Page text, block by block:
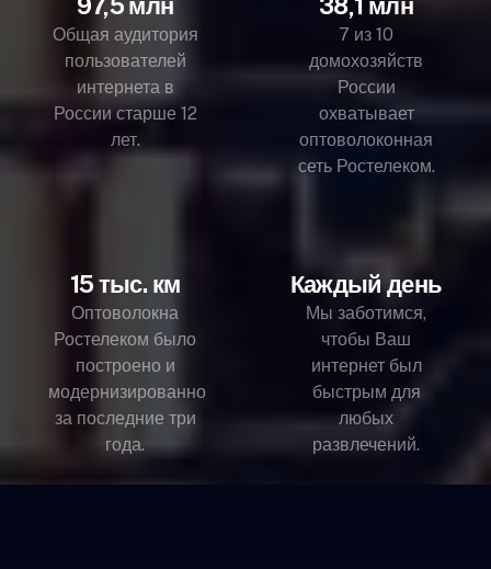
Общая аудитория
пользователей
интернета в
России старше 12
лет.
7 из 10
домохозяйств
России
охватывает
оптоволоконная
сеть Ростелеком.
15 тыс. км
Оптоволокна
Ростелеком было
построено и
модернизированно
за последние три
года.
Каждый день
Мы заботимся,
чтобы Ваш
интернет был
быстрым для
любых
развлечений.